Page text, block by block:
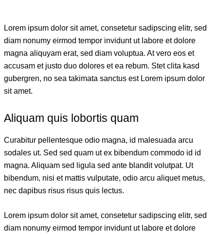
Lorem ipsum dolor sit amet, consetetur sadipscing elitr, sed
diam nonumy eirmod tempor invidunt ut labore et dolore
magna aliquyam erat, sed diam voluptua. At vero eos et
accusam et justo duo dolores et ea rebum. Stet clita kasd
gubergren, no sea takimata sanctus est Lorem ipsum dolor
sit amet.
Aliquam quis lobortis quam
Curabitur pellentesque odio magna, id malesuada arcu
sodales ut. Sed sed quam ut ex bibendum commodo id id
magna. Aliquam sed ligula sed ante blandit volutpat. Ut
bibendum, nisi et mattis vulputate, odio arcu aliquet metus,
nec dapibus risus risus quis lectus.
Lorem ipsum dolor sit amet, consetetur sadipscing elitr, sed
diam nonumy eirmod tempor invidunt ut labore et dolore